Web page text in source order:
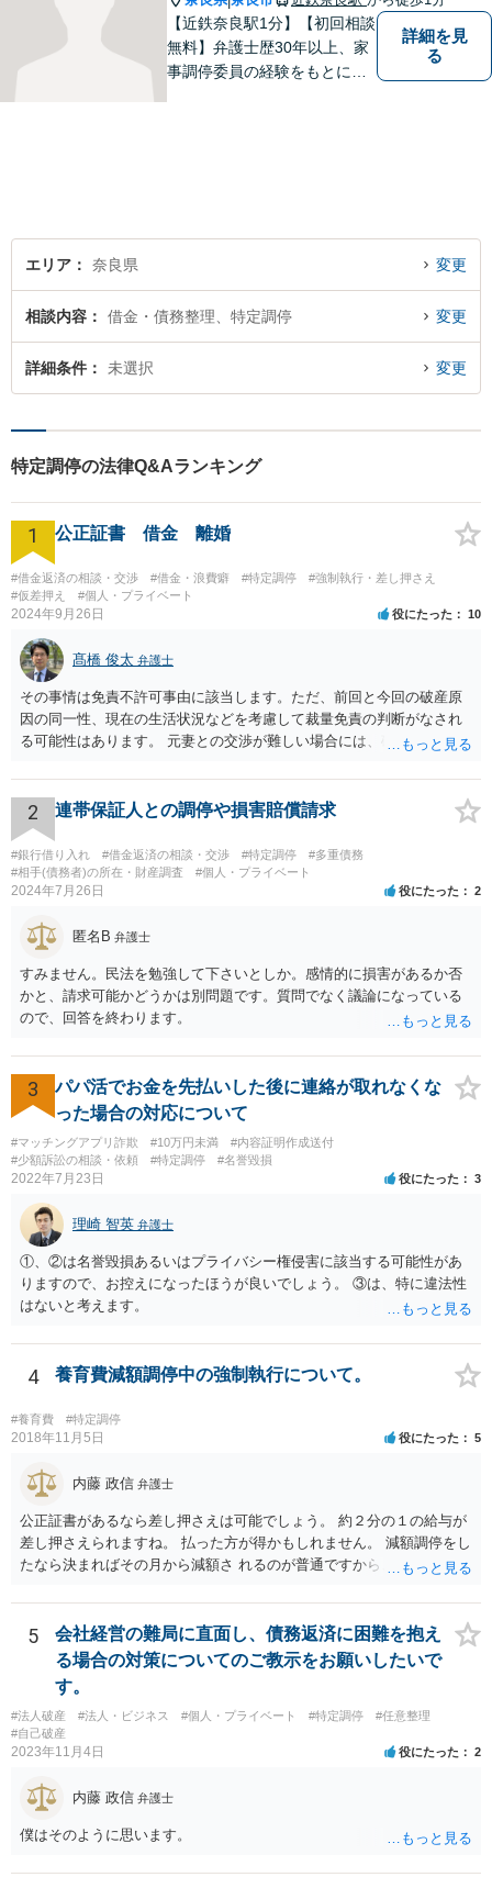
【近鉄奈良駅1分】【初回相談
無料】弁護士歴30年以上、家
事調停委員の経験をもとに複
詳細を見
る
エリア 奈良県 変更
相談内容 借金・債務整理、特定調停 変更
詳細条件 未選択 変更
特定調停の法律Q&Aランキング
1 公正証書 借金 離婚
#借金返済の相談・交渉 #借金・浪費癖 #特定調停
#強制執行・差し押さえ
#仮差押え
#個人・プライベート
2024年9月26日 役にたった 10
髙橋 俊太 弁護士
その事情は免責不許可事由に該当します。ただ、前回と今回の破産原
因の同一性、現在の生活状況などを考慮して裁量免責の判断がなされ
る可能性はあります。 元妻との交渉が難しい場合には、破産も検討な
証役場に伝える事柄ではありません。
2 連帯保証人との調停や損害賠償請求
#銀行借り入れ #借金返済の相談・交渉 #特定調停
#多重債務
#相手(債務者)の所在・財産調査
#個人・プライベート
2024年7月26日 役にたった 2
匿名B 弁護士
すみません。民法を勉強して下さいとしか。感情的に損害があるか否
かと、請求可能かどうかは別問題です。質問でなく議論になっている
ので、回答を終わります。
3
パパ活でお金を先払いした後に連絡が取れなくな
った場合の対応について
#マッチングアプリ詐欺 #10万円未満
#内容証明作成送付
#少額訴訟の相談・依頼
#特定調停 #名誉毀損
2022年7月23日 役にたった 3
理崎 智英 弁護士
①、②は名誉毀損あるいはプライバシー権侵害に該当する可能性があ
りますので、お控えになったほうが良いでしょう。 ③は、特に違法性
はないと考えます。
4 養育費減額調停中の強制執行について。
#養育費 #特定調停
2018年11月5日 役にたった 5
内藤 政信 弁護士
公正証書があるなら差し押さえは可能でしょう。 約２分の１の給与が
差し押さえられますね。 払った方が得かもしれません。 減額調停をし
たなら決まればその月から減額さ れるのが普通ですから、取られ過ぎ
す。 他には特定調停を申し立ててあわせて執行停止の 申立てをする方
法がありますが、これは弁護士と 協議したほうがいいでしょう。
5
会社経営の難局に直面し、債務返済に困難を抱え
る場合の対策についてのご教示をお願いしたいで
す。
#法人破産 #法人・ビジネス #個人・プライベート #特定調停
#任意整理
#自己破産
2023年11月4日 役にたった 2
内藤 政信 弁護士
僕はそのように思います。